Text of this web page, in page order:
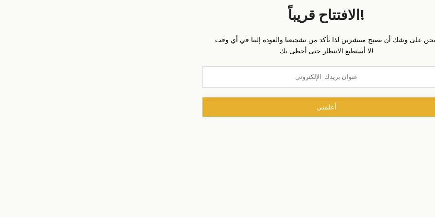
الافتتاح قريباً!
لا أستطيع الانتظار حتى أحظى بك!
أعلمني